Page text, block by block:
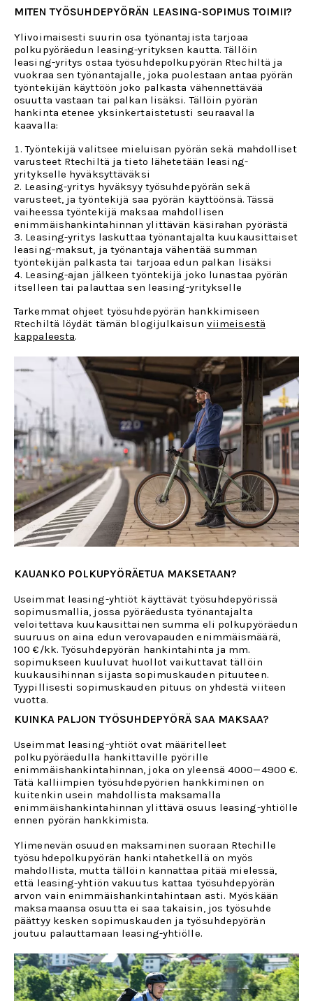
MITEN TYÖSUHDEPYÖRÄN LEASING-SOPIMUS TOIMII?
Ylivoimaisesti suurin osa työnantajista tarjoaa
polkupyöräedun leasing-yrityksen kautta. Tällöin
leasing-yritys ostaa työsuhdepolkupyörän Rtechiltä ja
vuokraa sen työnantajalle, joka puolestaan antaa pyörän
työntekijän käyttöön joko palkasta vähennettävää
osuutta vastaan tai palkan lisäksi. Tällöin pyörän
hankinta etenee yksinkertaistetusti seuraavalla
kaavalla:
Työntekijä valitsee mieluisan pyörän sekä mahdolliset
varusteet Rtechiltä ja tieto lähetetään leasing-
yritykselle hyväksyttäväksi
Leasing-yritys hyväksyy työsuhdepyörän sekä
varusteet, ja työntekijä saa pyörän käyttöönsä. Tässä
vaiheessa työntekijä maksaa mahdollisen
enimmäishankintahinnan ylittävän käsirahan pyörästä
Leasing-yritys laskuttaa työnantajalta kuukausittaiset
leasing-maksut, ja työnantaja vähentää summan
työntekijän palkasta tai tarjoaa edun palkan lisäksi
Leasing-ajan jälkeen työntekijä joko lunastaa pyörän
itselleen tai palauttaa sen leasing-yritykselle
Tarkemmat ohjeet työsuhdepyörän hankkimiseen
Rtechiltä löydät tämän blogijulkaisun viimeisestä
kappaleesta.
KAUANKO POLKUPYÖRÄETUA MAKSETAAN?
Useimmat leasing-yhtiöt käyttävät työsuhdepyörissä
sopimusmallia, jossa pyöräedusta työnantajalta
veloitettava kuukausittainen summa eli polkupyöräedun
suuruus on aina edun verovapauden enimmäismäärä,
100 €/kk. Työsuhdepyörän hankintahinta ja mm.
sopimukseen kuuluvat huollot vaikuttavat tällöin
kuukausihinnan sijasta sopimuskauden pituuteen.
Tyypillisesti sopimuskauden pituus on yhdestä viiteen
vuotta.
KUINKA PALJON TYÖSUHDEPYÖRÄ SAA MAKSAA?
Useimmat leasing-yhtiöt ovat määritelleet
polkupyöräedulla hankittaville pyörille
enimmäishankintahinnan, joka on yleensä 4000—4900 €.
Tätä kalliimpien työsuhdepyörien hankkiminen on
kuitenkin usein mahdollista maksamalla
enimmäishankintahinnan ylittävä osuus leasing-yhtiölle
ennen pyörän hankkimista.
Ylimenevän osuuden maksaminen suoraan Rtechille
työsuhdepolkupyörän hankintahetkellä on myös
mahdollista, mutta tällöin kannattaa pitää mielessä,
että leasing-yhtiön vakuutus kattaa työsuhdepyörän
arvon vain enimmäishankintahintaan asti. Myöskään
maksamaansa osuutta ei saa takaisin, jos työsuhde
päättyy kesken sopimuskauden ja työsuhdepyörän
joutuu palauttamaan leasing-yhtiölle.